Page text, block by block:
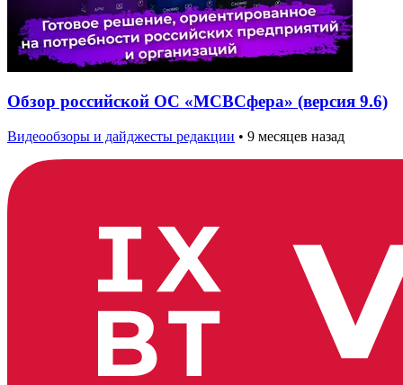
Обзор российской ОС «МСВСфера» (версия 9.6)
Видеообзоры и дайджесты редакции • 9 месяцев назад